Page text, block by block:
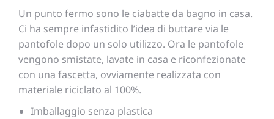
Un punto fermo sono le ciabatte da bagno in casa.
Ci ha sempre infastidito l’idea di buttare via le
pantofole dopo un solo utilizzo. Ora le pantofole
vengono smistate, lavate in casa e riconfezionate
con una fascetta, ovviamente realizzata con
materiale riciclato al 100%.
Imballaggio senza plastica